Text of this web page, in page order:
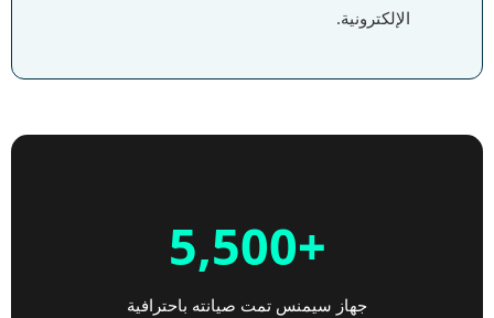
الإلكترونية.
+5,500
جهاز سيمنس تمت صيانته باحترافية